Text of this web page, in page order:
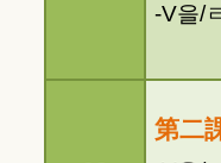
-V을/
第二